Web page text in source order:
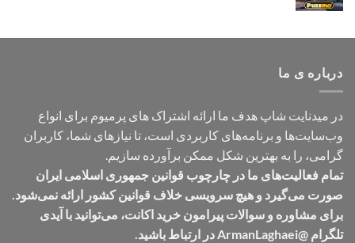
تا
درباره ی ما
در میدنایت شاپ هدف ما ارائه اشتراک های پرمیوم برای انواع
وب‌سایت‌ها و برنامه‌های کاربردی است، تا نیازهای شما، کاربران
گرامی، را به بهترین شکل ممکن برآورده سازیم.
تمام فعالیت‌های ما در چارچوب قوانین جمهوری اسلامی ایران
صورت می‌گیرد و هیچ سرویسی خلاف قوانین کشور ارائه نمی‌شود.
برای مشاوره و سوالات پیرامون خرید اکانت، می‌توانید با آیدی
تلگرام @ArmanLaghaei در ارتباط باشید.